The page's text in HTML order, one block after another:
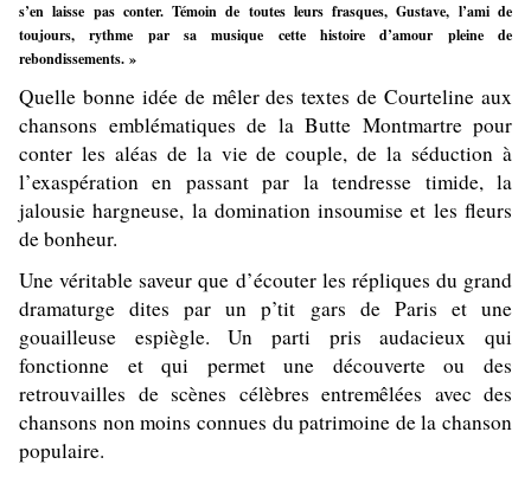
s’en laisse pas conter.Témoin de toutes leurs frasques, Gustave, l’ami de
toujours, rythme par sa musique cette histoire d’amour pleine de
rebondissements. »
Quelle bonne idée de mêler des textes de Courteline aux
chansons emblématiques de la Butte Montmartre pour
conter les aléas de la vie de couple, de la séduction à
l’exaspération en passant par la tendresse timide, la
jalousie hargneuse, la domination insoumise et les fleurs
de bonheur.
Une véritable saveur que d’écouter les répliques du grand
dramaturge dites par un p’tit gars de Paris et une
gouailleuse espiègle. Un parti pris audacieux qui
fonctionne et qui permet une découverte ou des
retrouvailles de scènes célèbres entremêlées avec des
chansons non moins connues du patrimoine de la chanson
populaire.